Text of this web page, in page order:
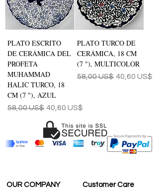
PLATO ESCRITO
DE CERÁMICA DEL
PROFETA
MUHAMMAD
HALIC TURCO, 18
CM (7 "), AZUL
Precio
58,00 US$ Precio de oferta
40,60 US$
PLATO TURCO DE
CERÁMICA, 18 CM
(7 "), MULTICOLOR
Precio
58,00 US$ Precio de
40,60 US$
OUR COMPANY Customer Care